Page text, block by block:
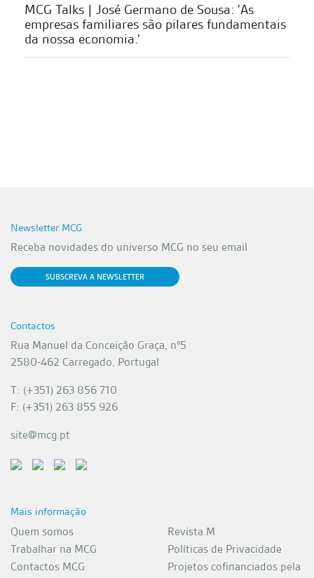
MCG Talks | José Germano de Sousa: 'As
empresas familiares são pilares fundamentais
da nossa economia.'
Newsletter MCG
Receba novidades do universo MCG no seu email
SUBSCREVA A NEWSLETTER
Contactos
Rua Manuel da Conceição Graça, nº5
2580-462 Carregado, Portugal
T: (+351) 263 856 710
F: (+351) 263 855 926
site@mcg.pt
Mais informação
Quem somos
Trabalhar na MCG
Contactos MCG
Revista M
Políticas de Privacidade
Projetos cofinanciados pela